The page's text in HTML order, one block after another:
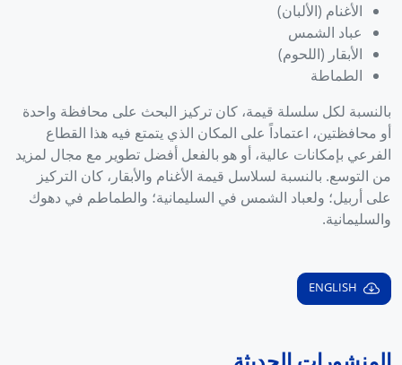
الأغنام (الألبان)
عباد الشمس
الأبقار (اللحوم)
الطماطة
بالنسبة لكل سلسلة قيمة، كان تركيز البحث على محافظة واحدة
أو محافظتين، اعتماداً على المكان الذي يتمتع فيه هذا القطاع
الفرعي بإمكانات عالية، أو هو بالفعل أفضل تطوير مع مجال لمزيد
من التوسع. بالنسبة لسلاسل قيمة الأغنام والأبقار، كان التركيز
على أربيل؛ ولعباد الشمس في السليمانية؛ والطماطم في دهوك
والسليمانية.
ENGLISH